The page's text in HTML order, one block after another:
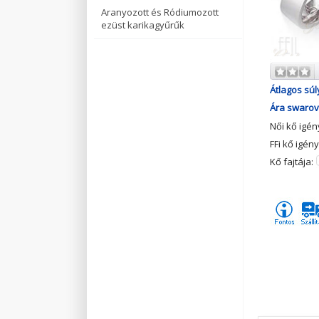
Aranyozott és Ródiumozott
ezüst karikagyűrűk
Átlagos
Ára
Női kő
FFi kő
Kő fajtája: